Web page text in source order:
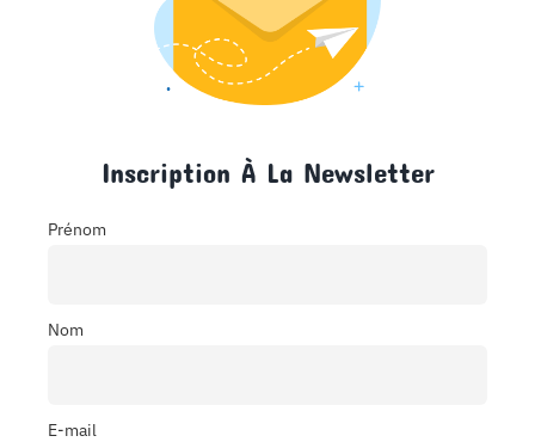
Inscription À La Newsletter
Prénom
Nom
E-mail